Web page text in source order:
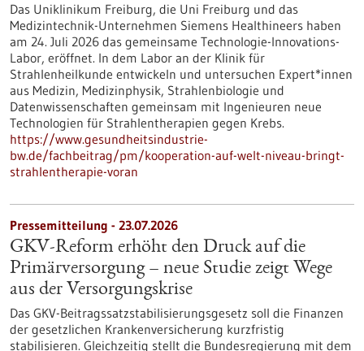
Das Uniklinikum Freiburg, die Uni Freiburg und das
Medizintechnik-Unternehmen Siemens Healthineers haben
am 24. Juli 2026 das gemeinsame Technologie-Innovations-
Labor, eröffnet. In dem Labor an der Klinik für
Strahlenheilkunde entwickeln und untersuchen Expert*innen
aus Medizin, Medizinphysik, Strahlenbiologie und
Datenwissenschaften gemeinsam mit Ingenieuren neue
Technologien für Strahlentherapien gegen Krebs.
https://www.gesundheitsindustrie-
bw.de/fachbeitrag/pm/kooperation-auf-welt-niveau-bringt-
strahlentherapie-voran
Pressemitteilung - 23.07.2026
GKV-Reform erhöht den Druck auf die
Primärversorgung – neue Studie zeigt Wege
aus der Versorgungskrise
Das GKV-Beitragssatzstabilisierungsgesetz soll die Finanzen
der gesetzlichen Krankenversicherung kurzfristig
stabilisieren. Gleichzeitig stellt die Bundesregierung mit dem